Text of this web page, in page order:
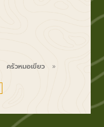
ครัวหมอเขียว 9